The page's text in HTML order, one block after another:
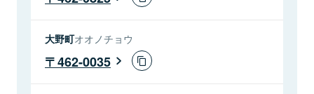
大野町オオノチョウ
462-0035